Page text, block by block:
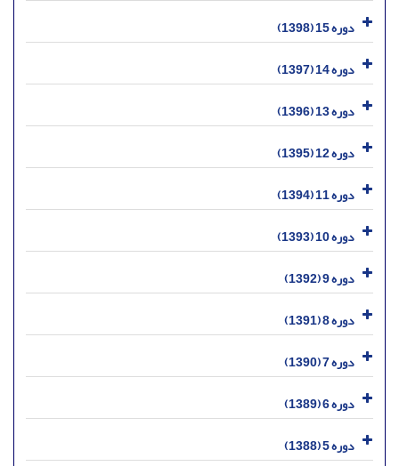
دوره 15 (1398)
دوره 14 (1397)
دوره 13 (1396)
دوره 12 (1395)
دوره 11 (1394)
دوره 10 (1393)
دوره 9 (1392)
دوره 8 (1391)
دوره 7 (1390)
دوره 6 (1389)
دوره 5 (1388)